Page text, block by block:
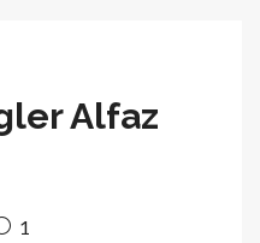
Alfaz
1